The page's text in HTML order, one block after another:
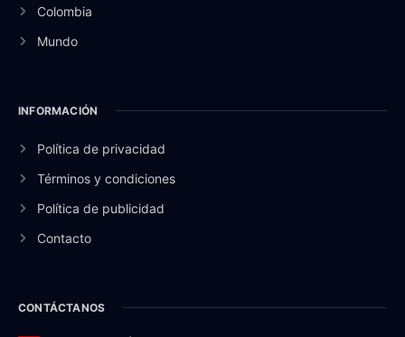
Colombia
Mundo
INFORMACIÓN
Política de privacidad
Términos y condiciones
Política de publicidad
Contacto
CONTÁCTANOS